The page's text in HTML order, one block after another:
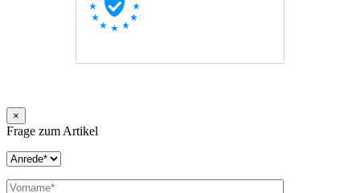
×
Frage zum Artikel